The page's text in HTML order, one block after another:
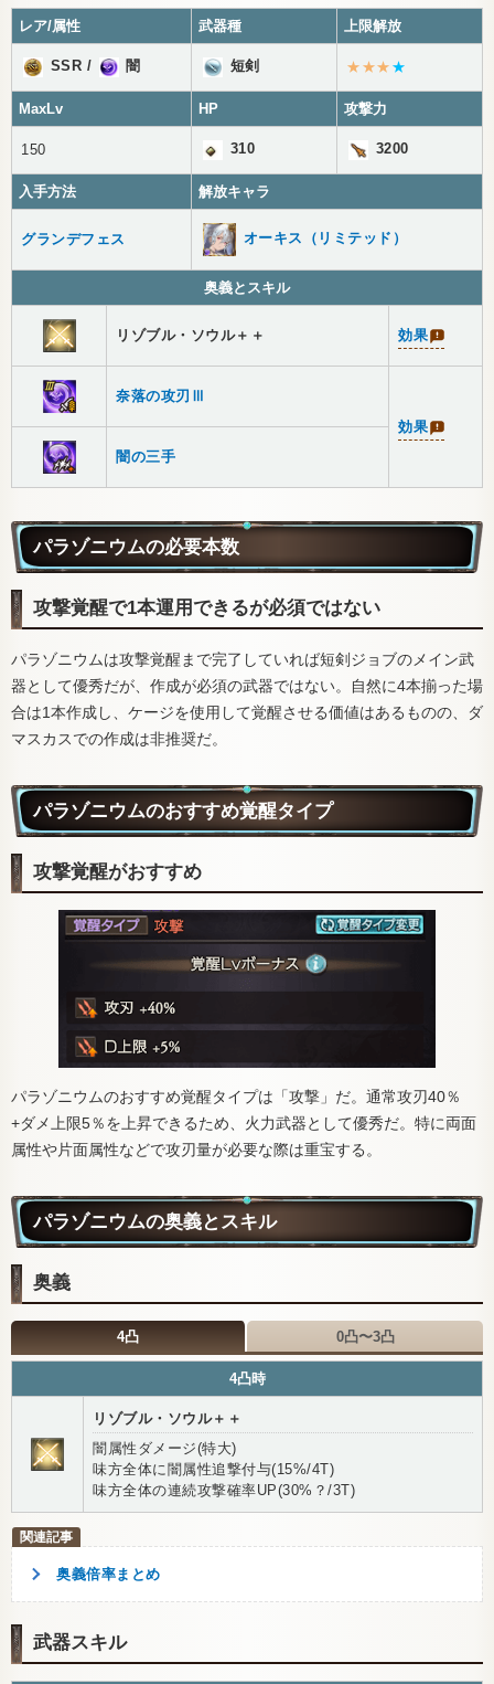
レア/属性 武器種 上限解放
SSR / 闇 短剣 ★★★ ★
MaxLv HP 攻撃力
150 310 3200
入手方法 解放キャラ
グランデフェス オーキス（リミテッド）
奥義とスキル
リゾブル・ソウル＋＋ 効果
奈落の攻刃Ⅲ
効果
闇の三手
パラゾニウムの必要本数
攻撃覚醒で1本運用できるが必須ではない
パラゾニウムは攻撃覚醒まで完了していれば短剣ジョブのメイン武
器として優秀だが、作成が必須の武器ではない。自然に4本揃った場
合は1本作成し、ケージを使用して覚醒させる価値はあるものの、ダ
マスカスでの作成は非推奨だ。
パラゾニウムのおすすめ覚醒タイプ
攻撃覚醒がおすすめ
パラゾニウムのおすすめ覚醒タイプは「攻撃」だ。通常攻刃40％
+ダメ上限5％を上昇できるため、火力武器として優秀だ。特に両面
属性や片面属性などで攻刃量が必要な際は重宝する。
パラゾニウムの奥義とスキル
奥義
4凸 0凸〜3凸
4凸時
リゾブル・ソウル＋＋
闇属性ダメージ(特大)
味方全体に闇属性追撃付与(15%/4T)
味方全体の連続攻撃確率UP(30%？/3T)
奥義倍率まとめ
武器スキル